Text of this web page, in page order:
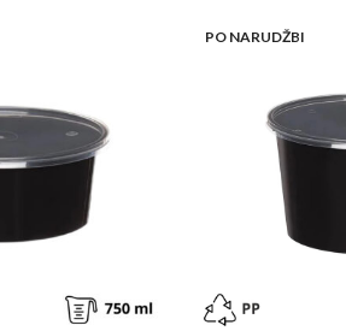
PO NARUDŽBI